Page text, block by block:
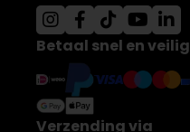
Betaal snel en veilig
Verzending via